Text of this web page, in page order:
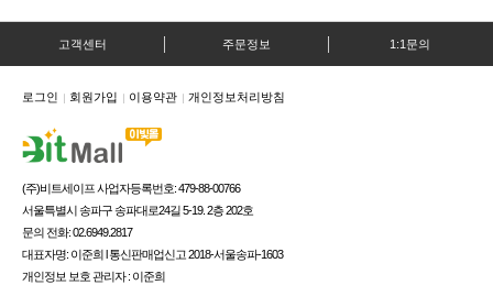
고객센터 주문정보 1:1문의
로그인 회원가입 이용약관 개인정보처리방침
(주)비트세이프 사업자등록번호: 479-88-00766
서울특별시 송파구 송파대로24길 5-19. 2층 202호
문의 전화: 02.6949.2817
대표자명: 이준희 l 통신판매업신고 2018-서울송파-1603
개인정보 보호 관리자 : 이준희